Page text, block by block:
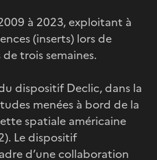
à 2023, exploitant à
(inserts) lors de
trois semaines.
dispositif Declic, dans la
menées à bord de la
spatiale américaine
Le dispositif
d’une collaboration